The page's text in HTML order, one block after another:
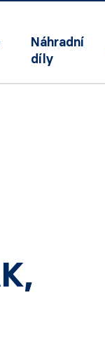
Náhradní
díly